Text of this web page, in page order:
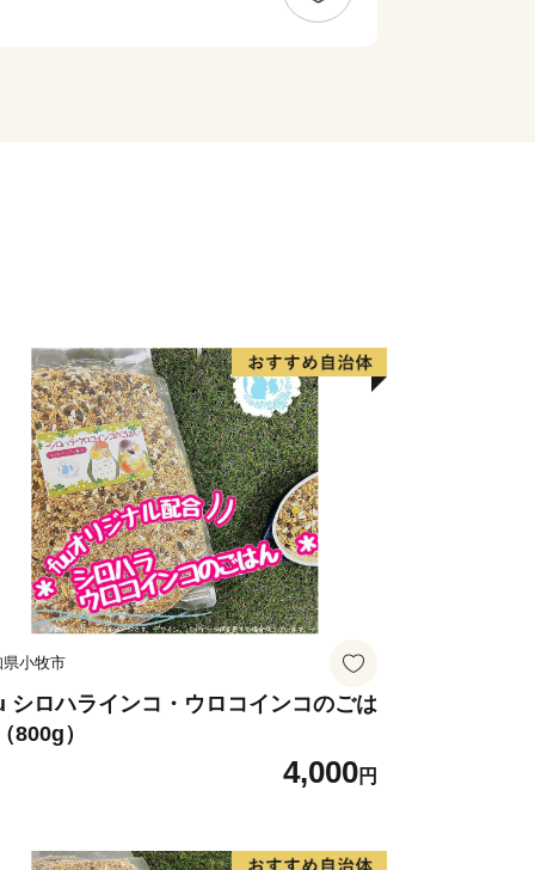
県小牧市
シロハラインコ・ウロコインコのごは
800g）
4,000円